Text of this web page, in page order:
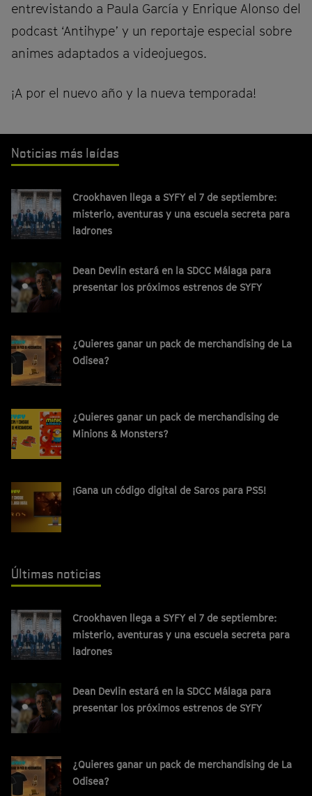
entrevistando a Paula García y Enrique Alonso del
podcast ‘Antihype’ y un reportaje especial sobre
animes adaptados a videojuegos.
¡A por el nuevo año y la nueva temporada!
Noticias más leídas
Crookhaven llega a SYFY el 7 de septiembre:
misterio, aventuras y una escuela secreta para
ladrones
Dean Devlin estará en la SDCC Málaga para
presentar los próximos estrenos de SYFY
¿Quieres ganar un pack de merchandising de La
Odisea?
¿Quieres ganar un pack de merchandising de
Minions & Monsters?
¡Gana un código digital de Saros para PS5!
Últimas noticias
Crookhaven llega a SYFY el 7 de septiembre:
misterio, aventuras y una escuela secreta para
ladrones
Dean Devlin estará en la SDCC Málaga para
presentar los próximos estrenos de SYFY
¿Quieres ganar un pack de merchandising de La
Odisea?